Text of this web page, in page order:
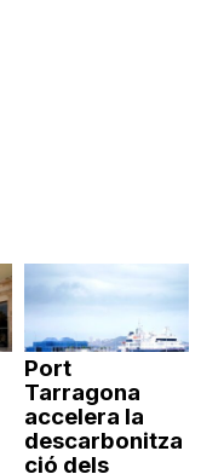
Port
Tarragona
accelera la
descarbonitza
ció dels